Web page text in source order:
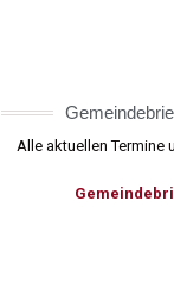
Alle aktu­el­len Ter­mi­ne